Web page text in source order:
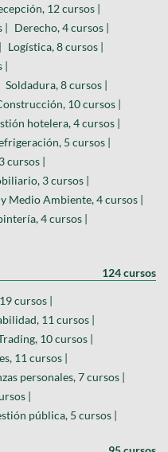
12 cursos |
| Derecho, 4 cursos |
Logística, 8 cursos |
|
Soldadura, 8 cursos |
10 cursos |
hotelera, 4 cursos |
5 cursos |
cursos |
3 cursos |
Medio Ambiente, 4 cursos |
4 cursos |
124 cursos
cursos |
11 cursos |
10 cursos |
11 cursos |
personales, 7 cursos |
|
pública, 5 cursos |